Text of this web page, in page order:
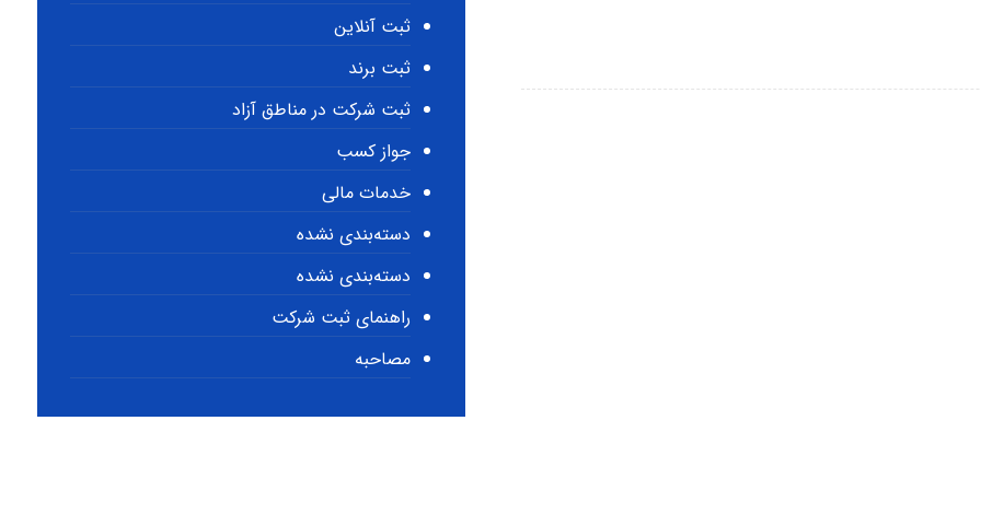
ثبت آنلاین
ثبت برند
ثبت شرکت در مناطق آزاد
جواز کسب
خدمات مالی
دسته‌بندی نشده
دسته‌بندی نشده
راهنمای ثبت شرکت
مصاحبه